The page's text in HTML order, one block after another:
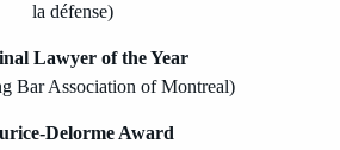
la défense)
Lawyer of the Year
Bar Association of Montreal)
Delorme Award